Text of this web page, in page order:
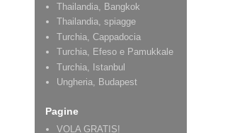
Thailandia, Bangkok
Thailandia, spiagge
Turchia, Cappadocia
Turchia, Efeso e Pamukkale
Turchia, Istanbul
Ungheria, Budapest
Pagine
VOLA GRATIS!